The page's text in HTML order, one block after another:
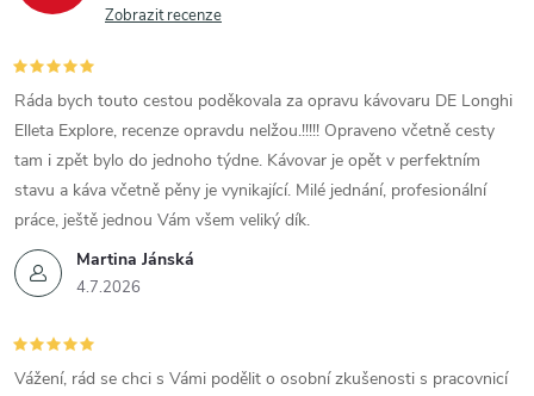
Zobrazit recenze
Martina Jánská
4.7.2026
Ráda bych touto cestou poděkovala za opravu kávovaru DE Longhi
Elleta Explore, recenze opravdu nelžou.!!!!! Opraveno včetně cesty
tam i zpět bylo do jednoho týdne. Kávovar je opět v perfektním
stavu a káva včetně pěny je vynikající. Milé jednání, profesionální
práce, ještě jednou Vám všem veliký dík.
Vážení, rád se chci s Vámi podělit o osobní zkušenosti s pracovnicí